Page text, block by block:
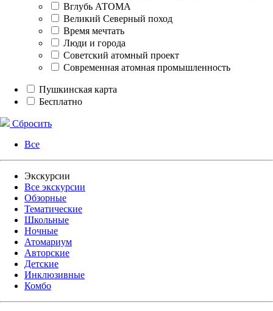
Вглубь АТОМА
Великий Северный поход
Время мечтать
Люди и города
Советский атомный проект
Современная атомная промышленность
Пушкинская карта
Бесплатно
Сбросить
Все
Экскурсии
Все экскурсии
Обзорные
Тематические
Школьные
Ночные
Атомариум
Авторские
Детские
Инклюзивные
Комбо